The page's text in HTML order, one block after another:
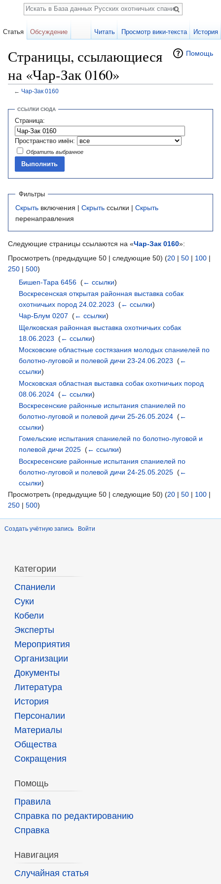
Помощь
Страницы, ссылающиеся
на «Чар-Зак 0160»
← Чар-Зак 0160
ССЫЛКИ СЮДА
Страница:
Пространство имён:
Обратить выбранное
Фильтры
Скрыть включения | Скрыть ссылки | Скрыть
перенаправления
Следующие страницы ссылаются на «Чар-Зак 0160»:
Просмотреть (предыдущие 50 | следующие 50) (20 | 50 | 100 |
250 | 500)
Бишеп-Тара 6456 ‎(← ссылки)
Воскресенская открытая районная выставка собак
охотничьих пород 24.02.2023 ‎(← ссылки)
Чар-Блум 0207 ‎(← ссылки)
Щелковская районная выставка охотничьих собак
18.06.2023 ‎(← ссылки)
Московские областные состязания молодых спаниелей по
болотно-луговой и полевой дичи 23-24.06.2023 ‎(←
ссылки)
Московская областная выставка собак охотничьих пород
08.06.2024 ‎(← ссылки)
Воскресенские районные испытания спаниелей по
болотно-луговой и полевой дичи 25-26.05.2024 ‎(←
ссылки)
Гомельские испытания спаниелей по болотно-луговой и
полевой дичи 2025 ‎(← ссылки)
Воскресенские районные испытания спаниелей по
болотно-луговой и полевой дичи 24-25.05.2025 ‎(←
ссылки)
Просмотреть (предыдущие 50 | следующие 50) (20 | 50 | 100 |
250 | 500)
Создать учётную запись Войти
Статья Обсуждение Читать Просмотр вики-текста История
Поиск
Категории
Спаниели
Суки
Кобели
Эксперты
Мероприятия
Организации
Документы
Литература
История
Персоналии
Материалы
Общества
Сокращения
Помощь
Правила
Справка по редактированию
Справка
Навигация
Случайная статья